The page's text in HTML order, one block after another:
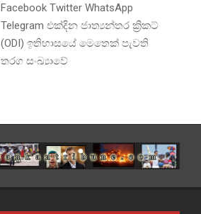
Facebook Twitter WhatsApp
Telegram එක්දින ජාත්‍යන්තර ක්‍රිකට්
(ODI) ඉතිහාසයේ මෙතෙක් පැවති
තරග සංඛ්‍යාවේ